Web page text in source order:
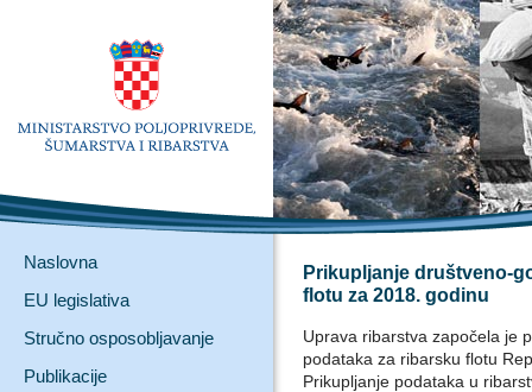
Naslovna
EU legislativa
Stručno osposobljavanje
Publikacije
Prikupljanje društveno-
flotu za 2018. godinu
Uprava ribarstva započela je
podataka za ribarsku flotu
Prikupljanje podataka u